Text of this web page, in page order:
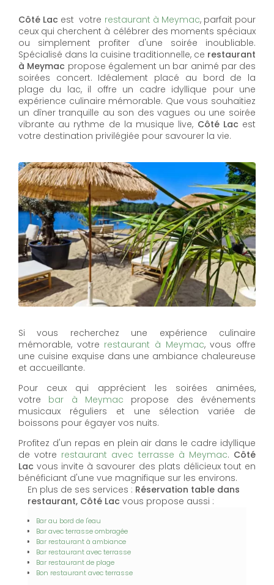
Côté Lac est votre restaurant à Meymac, parfait pour
ceux qui cherchent à célébrer des moments spéciaux
ou simplement profiter d'une soirée inoubliable.
Spécialisé dans la cuisine traditionnelle, ce restaurant
à Meymac propose également un bar animé par des
soirées concert. Idéalement placé au bord de la
plage du lac, il offre un cadre idyllique pour une
expérience culinaire mémorable. Que vous souhaitiez
un dîner tranquille au son des vagues ou une soirée
vibrante au rythme de la musique live, Côté Lac est
votre destination privilégiée pour savourer la vie.
Si vous recherchez une expérience culinaire
mémorable, votre restaurant à Meymac, vous offre
une cuisine exquise dans une ambiance chaleureuse
et accueillante.
Pour ceux qui apprécient les soirées animées,
votre bar à Meymac propose des événements
musicaux réguliers et une sélection variée de
boissons pour égayer vos nuits.
Profitez d'un repas en plein air dans le cadre idyllique
de votre restaurant avec terrasse à Meymac. Côté
Lac vous invite à savourer des plats délicieux tout en
bénéficiant d'une vue magnifique sur les environs.
En plus de ses services : Réservation table dans
restaurant, Côté Lac vous propose aussi :
Bar au bord de l'eau
Bar avec terrasse ombragée
Bar restaurant à ambiance
Bar restaurant avec terrasse
Bar restaurant de plage
Bon restaurant avec terrasse